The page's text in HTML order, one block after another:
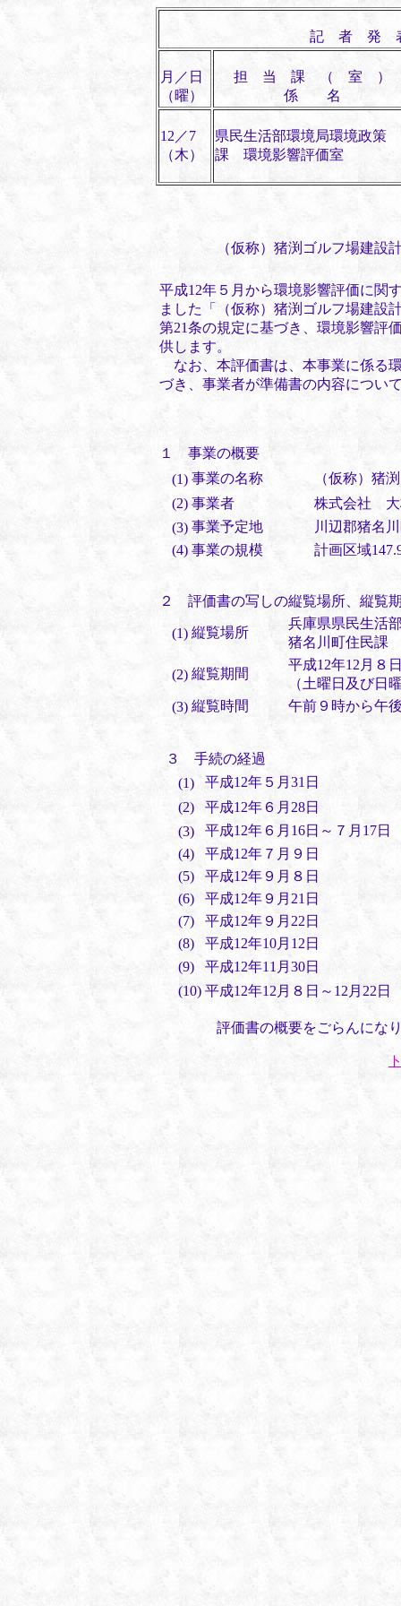
記 者 発
月／日
（曜）
担 当 課 （ 室 ）
係 名
12／7
（木）
県民生活部環境局環境政策
課 環境影響評価室
（仮称）猪渕ゴルフ場建設
平成12年５月から環境影響評価に関
ました「（仮称）猪渕ゴルフ場建設
第21条の規定に基づき、環境影響評
供します。
なお、本評価書は、本事業に係る
づき、事業者が準備書の内容につい
１ 事業の概要
(1) 事業の名称
（仮称）猪
(2) 事業者
株式会社 大
(3) 事業予定地
川辺郡猪名
(4) 事業の規模 計画区域
２ 評価書の写しの縦覧場所、縦覧
(1) 縦覧場所
兵庫県県民生活
猪名川町住民課
(2) 縦覧期間
平成12年12月８
（土曜日及び日
(3) 縦覧時間 午前９時から午
３ 手続の経過
(1)
平成12年５月31日
(2)
平成12年６月28日
(3)
平成12年６月16日～７月17日
(4)
平成12年７月９日
(5)
平成12年９月８日
(6)
平成12年９月21日
(7)
平成12年９月22日
(8)
平成12年10月12日
(9)
平成12年11月30日
(10) 平成12年12月８日～12月22日
評価書の概要をごらんにな